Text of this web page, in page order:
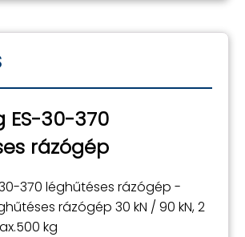
ES-30-370
rázógép
370 léghűtéses rázógép -
rázógép 30 kN / 90 kN, 2
kg